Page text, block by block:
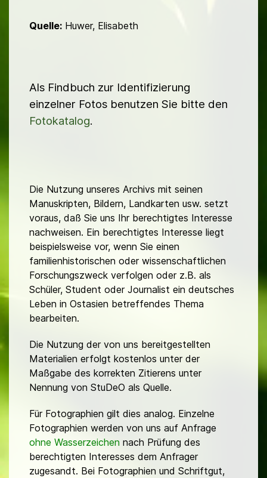
Quelle: Huwer, Elisabeth
Als Findbuch zur Identifizierung
einzelner Fotos benutzen Sie bitte den
Fotokatalog.
Die Nutzung unseres Archivs mit seinen
Manuskripten, Bildern, Landkarten usw. setzt
voraus, daß Sie uns Ihr berechtigtes Interesse
nachweisen. Ein berechtigtes Interesse liegt
beispielsweise vor, wenn Sie einen
familienhistorischen oder wissenschaftlichen
Forschungszweck verfolgen oder z.B. als
Schüler, Student oder Journalist ein deutsches
Leben in Ostasien betreffendes Thema
bearbeiten.
Die Nutzung der von uns bereitgestellten
Materialien erfolgt kostenlos unter der
Maßgabe des korrekten Zitierens unter
Nennung von StuDeO als Quelle.
Für Fotographien gilt dies analog. Einzelne
Fotographien werden von uns auf Anfrage
ohne Wasserzeichen nach Prüfung des
berechtigten Interesses dem Anfrager
zugesandt. Bei Fotographien und Schriftgut,